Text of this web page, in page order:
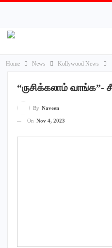
Home News Kollywood News
“ருசிக்கலாம் வாங்க”-
By Naveen
On Nov 4, 2023